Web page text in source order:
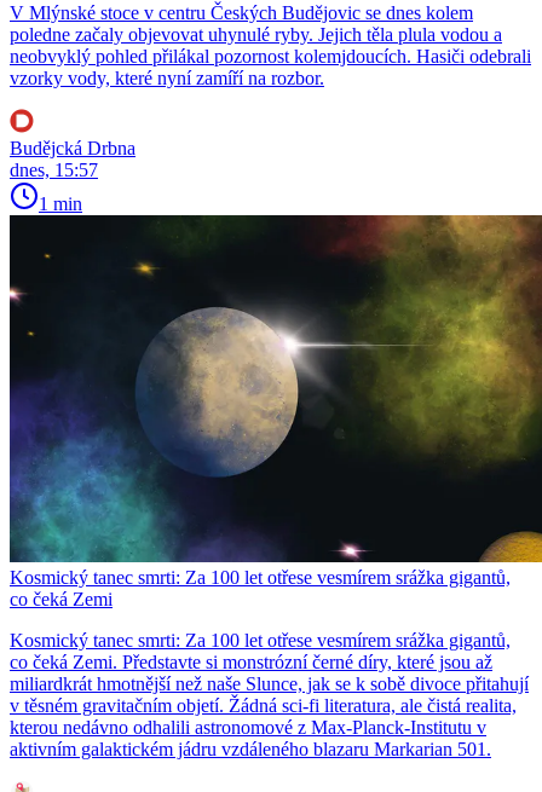
V Mlýnské stoce v centru Českých Budějovic se dnes kolem
poledne začaly objevovat uhynulé ryby. Jejich těla plula vodou a
neobvyklý pohled přilákal pozornost kolemjdoucích. Hasiči odebrali
vzorky vody, které nyní zamíří na rozbor.
Budějcká Drbna
dnes, 15:57
1 min
Kosmický tanec smrti: Za 100 let otřese vesmírem srážka gigantů,
co čeká Zemi
Kosmický tanec smrti: Za 100 let otřese vesmírem srážka gigantů,
co čeká Zemi. Představte si monstrózní černé díry, které jsou až
miliardkrát hmotnější než naše Slunce, jak se k sobě divoce přitahují
v těsném gravitačním objetí. Žádná sci-fi literatura, ale čistá realita,
kterou nedávno odhalili astronomové z Max-Planck-Institutu v
aktivním galaktickém jádru vzdáleného blazaru Markarian 501.